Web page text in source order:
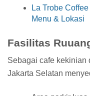
La Trobe
Menu & Lokasi
Fasilitas
Sebagai cafe kekinian
Jakarta Selatan